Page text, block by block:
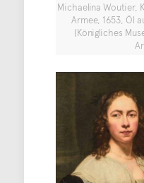
Michaelina Woutier,
Armee, 1653, Öl
(Königliches